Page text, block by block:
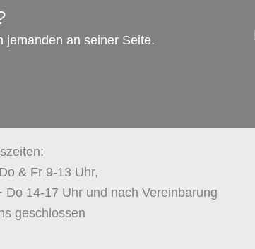
jemanden an seiner Seite.
& Fr 9-13 Uhr,
Do 14-17 Uhr und nach Vereinbarung
geschlossen
Elternteil das Rauchen verbieten, während